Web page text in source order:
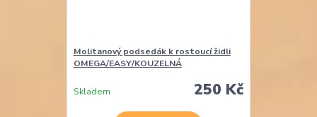
Molitanový podsedák k rostoucí židli
OMEGA/EASY/KOUZELNÁ
250 Kč
Skladem